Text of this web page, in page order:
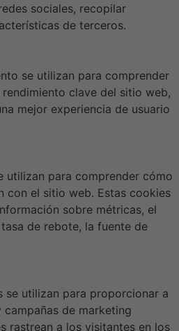
sociales, recopilar
de terceros.
se utilizan para comprender
clave del sitio web,
mejor experiencia de usuario
utilizan para comprender cómo
con el sitio web. Estas cookies
sobre métricas, el
de rebote, la fuente de
se utilizan para proporcionar a
de marketing
rastrean a los visitantes en los